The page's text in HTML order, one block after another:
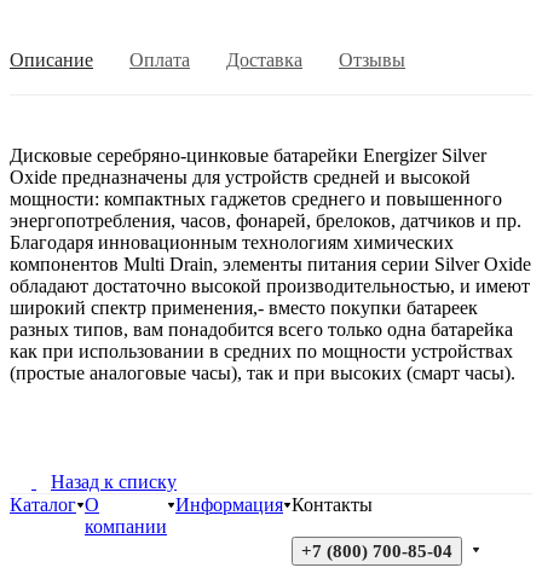
Описание Оплата Доставка Отзывы
Дисковые серебряно-цинковые батарейки Energizer Silver
Oxide предназначены для устройств средней и высокой
мощности: компактных гаджетов среднего и повышенного
энергопотребления, часов, фонарей, брелоков, датчиков и пр.
Благодаря инновационным технологиям химических
компонентов Multi Drain, элементы питания серии Silver Oxide
обладают достаточно высокой производительностью, и имеют
широкий спектр применения,- вместо покупки батареек
разных типов, вам понадобится всего только одна батарейка
как при использовании в средних по мощности устройствах
(простые аналоговые часы), так и при высоких (смарт часы).
Назад к списку
Каталог О
компании
Информация Контакты
+7 (800) 700-85-04